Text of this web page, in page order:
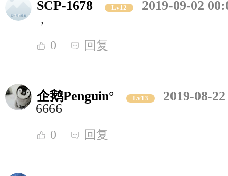
SCP-1678 Lv12
2019-09-02
，
0 回复
企鹅Penguin° Lv13
2019-08-
6666
0 回复